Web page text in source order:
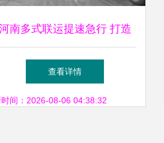
南多式联运提速急行 打造
现代物流新引擎
查看详情
间：2026-08-06 04:38:32